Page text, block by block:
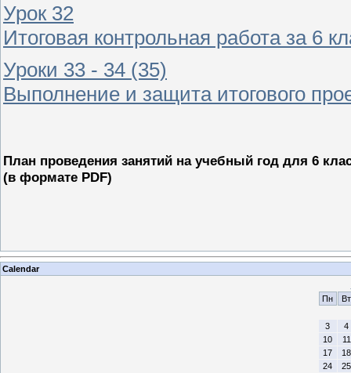
Урок 32
Итоговая контрольная работа за 6
Уроки 33 - 34 (35)
Выполнение и защита итогового
План проведения занятий на учебный год для 6
(в формате PDF)
Calendar
Пн
Вт
3
4
10
11
17
18
24
25